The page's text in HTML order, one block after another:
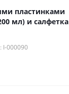
пластинками
мл) и салфетка
I-000090